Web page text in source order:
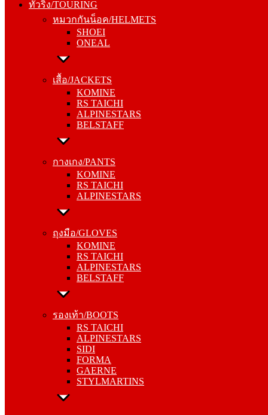
ทัวริ่ง/TOURING
หมวกกันน็อค/HELMETS
SHOEI
ONEAL
เสื้อ/JACKETS
KOMINE
RS TAICHI
ALPINESTARS
BELSTAFF
กางเกง/PANTS
KOMINE
RS TAICHI
ALPINESTARS
ถุงมือ/GLOVES
KOMINE
RS TAICHI
ALPINESTARS
BELSTAFF
รองเท้า/BOOTS
RS TAICHI
ALPINESTARS
SIDI
FORMA
GAERNE
STYLMARTINS
SHOEI
ONEAL
เสื้อ/JACKETS
RS TAICHI
ALPINESTARS
BELSTAFF
กางเกง/PANTS
RS TAICHI
ALPINESTARS
ถุงมือ/GLOVES
RS TAICHI
ALPINESTARS
BELSTAFF
รองเท้า/BOOTS
ALPINESTARS
SIDI
FORMA
GAERNE
STYLMARTINS